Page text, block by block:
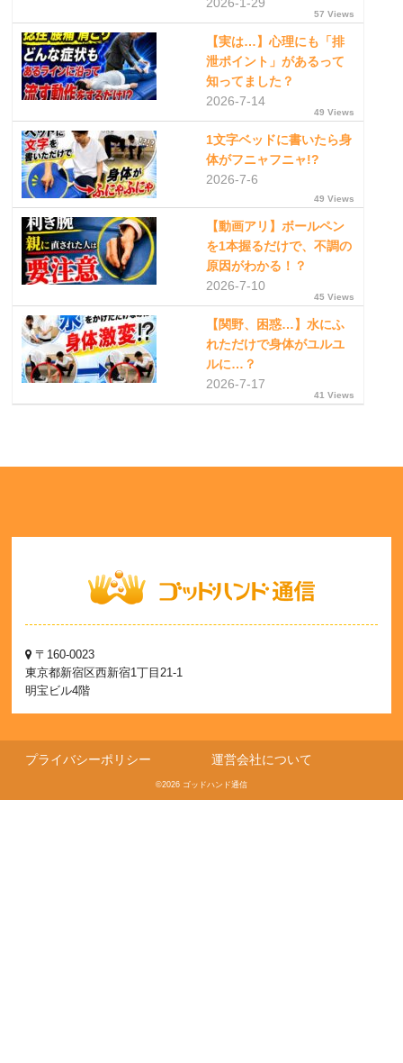
2026-1-29
57 Views
【実は…】心理にも「排
泄ポイント」があるって
知ってました？
2026-7-14
49 Views
1文字ベッドに書いたら身
体がフニャフニャ!?
2026-7-6
49 Views
【動画アリ】ボールペン
を1本握るだけで、不調の
原因がわかる！？
2026-7-10
45 Views
【関野、困惑…】水にふ
れただけで身体がユルユ
ルに…？
2026-7-17
41 Views
〒160-0023
東京都新宿区西新宿1丁目21-1
明宝ビル4階
プライバシーポリシー 運営会社について
©2026 ゴッドハンド通信